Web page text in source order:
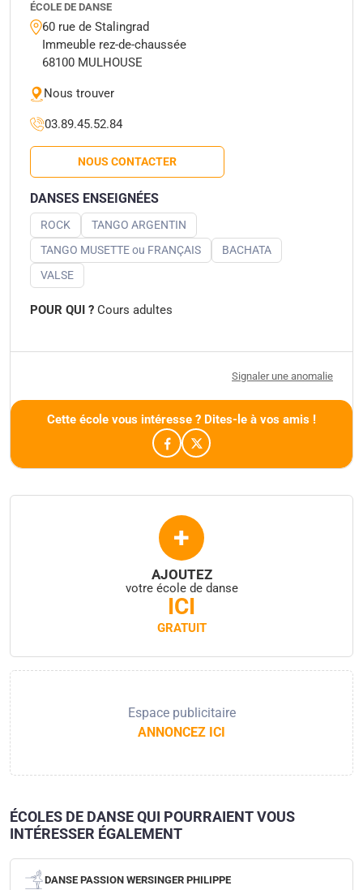
ÉCOLE DE DANSE
60 rue de Stalingrad
Immeuble rez-de-chaussée
68100 MULHOUSE
Nous trouver
03.89.45.52.84
NOUS CONTACTER
DANSES ENSEIGNÉES
ROCK
TANGO ARGENTIN
TANGO MUSETTE ou FRANÇAIS
BACHATA
VALSE
POUR QUI ? Cours adultes
Signaler une anomalie
Cette école vous intéresse ? Dites-le à vos amis !
+
AJOUTEZ
votre école de danse
ICI
GRATUIT
Espace publicitaire
ANNONCEZ ICI
ÉCOLES DE DANSE QUI POURRAIENT VOUS
INTÉRESSER ÉGALEMENT
DANSE PASSION WERSINGER PHILIPPE